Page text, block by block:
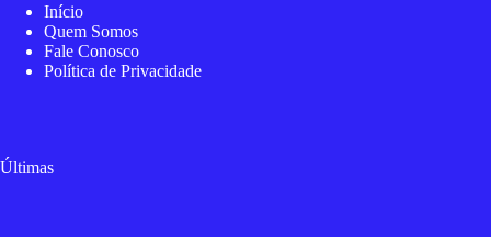
Início
Quem Somos
Fale Conosco
Política de Privacidade
Últimas